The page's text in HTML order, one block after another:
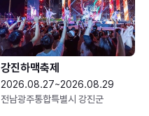
강진하맥축제
2026.08.27~2026.08.29
전남광주통합특별시 강진군